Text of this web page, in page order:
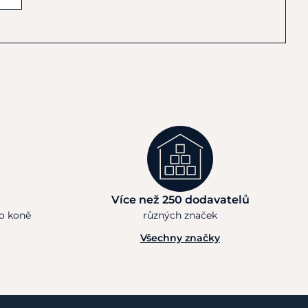
koně
Více než 250 dodavatelů
různých značek
Všechny značky